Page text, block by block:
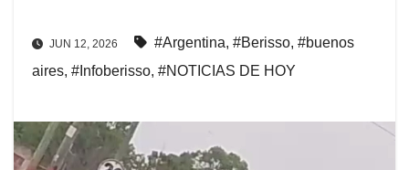
JUN 12, 2026 #Argentina, #Berisso, #buenos
aires, #Infoberisso, #NOTICIAS DE HOY